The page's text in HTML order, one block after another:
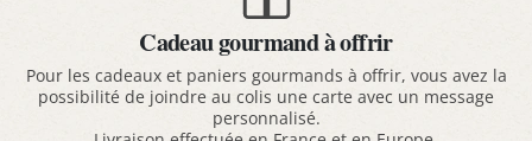
Cadeau gourmand à offrir
Pour les cadeaux et paniers gourmands à offrir, vous avez la
possibilité de joindre au colis une carte avec un message
personnalisé.